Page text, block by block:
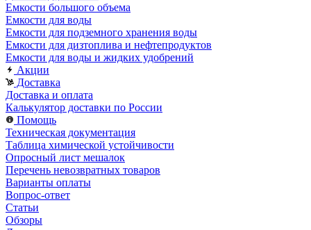
Емкости большого объема
Емкости для воды
Емкости для подземного хранения воды
Емкости для дизтоплива и нефтепродуктов
Емкости для воды и жидких удобрений
Акции
Доставка
Доставка и оплата
Калькулятор доставки по России
Помощь
Техническая документация
Таблица химической устойчивости
Опросный лист мешалок
Перечень невозвратных товаров
Варианты оплаты
Вопрос-ответ
Статьи
Обзоры